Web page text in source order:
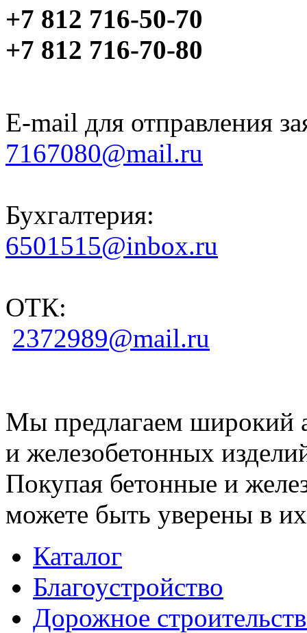
+7 812 716-50-70
+7 812 716-70-80
E-mail для отправления
7167080@mail.ru
Бухгалтерия:
6501515@inbox.ru
ОТК:
2372989@mail.ru
Мы предлагаем широкий
и железобетонных
Покупая бетонные и
можете быть уверены в их
Каталог
Благоустройство
Дорожное